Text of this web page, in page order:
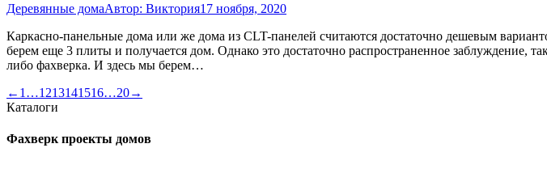
Деревянные домаАвтор: Виктория17 ноября, 2020
Каркасно-панельные дома или же дома из CLT-панелей считаются достаточно дешевым
берем еще 3 плиты и получается дом. Однако это достаточно распространенное заблуждение,
либо фахверка. И здесь мы берем…
← 1 …1213141516…20→
Каталоги
Фахверк проекты домов